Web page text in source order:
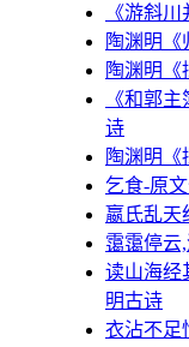
《游斜
陶渊明《
陶渊明《
《和郭
诗
陶渊明《
乞食-原
嬴氏乱天
霭霭停云
读山海经
明古诗
衣沾不足